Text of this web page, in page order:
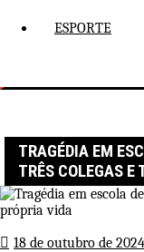
ESPORTE
TRAGÉDIA EM
TRÊS COLEGAS E
18 de outubro de 2024